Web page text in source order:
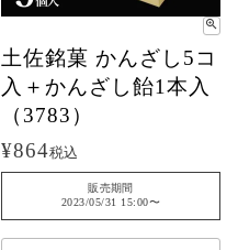
土佐銘菓 かんざし5コ
入＋かんざし飴1本入
（3783）
¥864税込
販売期間
2023/05/31 15:00〜